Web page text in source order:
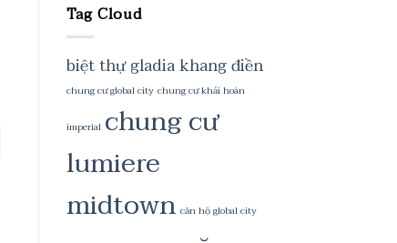
Tag Cloud
biệt thự gladia khang điền
chung cư global city chung cư khải hoàn
imperial chung cư
lumiere
midtown căn hộ global city